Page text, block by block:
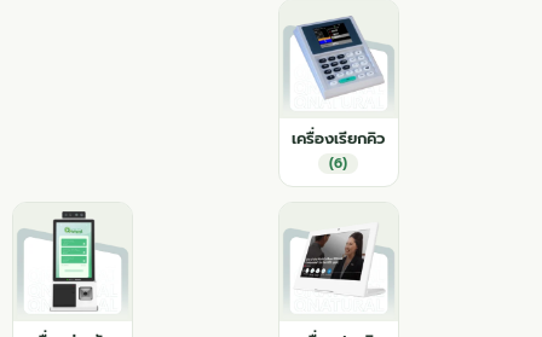
เครื่องเรียกคิว
(6)